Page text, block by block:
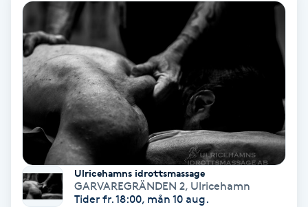
Gellack med förstärkning
Gravidmassage
Gravidyoga
Gruppträning
Gua Sha-massageUlricehamns idrottsmassage
GARVAREGRÄNDEN 2, Ulricehamn
Tider fr. 18:00, mån 10 aug.